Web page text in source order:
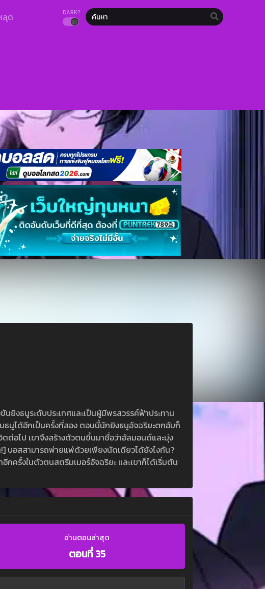
ลุด DARK?
ยิงธนูระดับประเทศและเป็นผู้มีพรสวรรค์ฟ้าประทาน
ธนูได้อีกเป็นครั้งที่สอง ตอนนี้นักยิงธนูอัจฉริยะตกอับก็
อไป เขาจึงสร้างตัวตนขึ้นมาชื่อว่าอัลมอนด์และมุ่ง
บอสสามารถพ่ายแพ่ด้วยเพียงนัดเดียวได้ยังไงกัน?
ครั้งในตัวตนสตรีมเมอร์อัจฉริยะ และเขาก็ได้เริ่มต้น
อ่านตอนล่าสุด
ตอนที่ 35